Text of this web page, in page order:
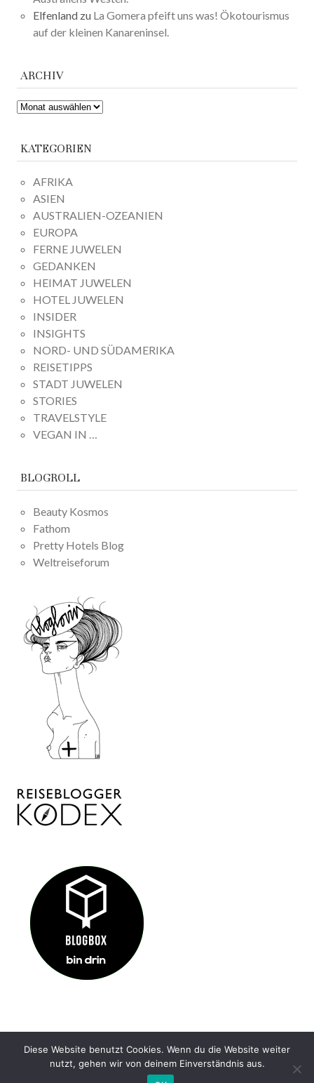
Elfenland zu La Gomera pfeift uns was! Ökotourismus
auf der kleinen Kanareninsel.
ARCHIV
ARCHIV
KATEGORIEN
AFRIKA
ASIEN
AUSTRALIEN-OZEANIEN
EUROPA
FERNE JUWELEN
GEDANKEN
HEIMAT JUWELEN
HOTEL JUWELEN
INSIDER
INSIGHTS
NORD- UND SÜDAMERIKA
REISETIPPS
STADT JUWELEN
STORIES
TRAVELSTYLE
VEGAN IN …
BLOGROLL
Beauty Kosmos
Fathom
Pretty Hotels Blog
Weltreiseforum
IMPRESSUM KONTAKT DATENSCHUTZ
Diese Website benutzt Cookies. Wenn du die Website weiter
nutzt, gehen wir von deinem Einverständnis aus.